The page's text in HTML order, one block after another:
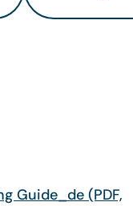
Guide_de(PDF,